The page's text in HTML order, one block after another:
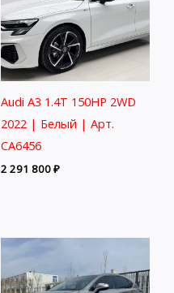
Audi A3 1.4T 150HP 2WD
2022 | Белый | Арт.
CA6456
2 291 800₽